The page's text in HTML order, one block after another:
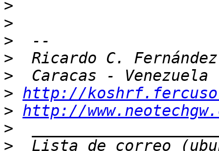
>
>
>
>
>
> http://
> http://
>
>